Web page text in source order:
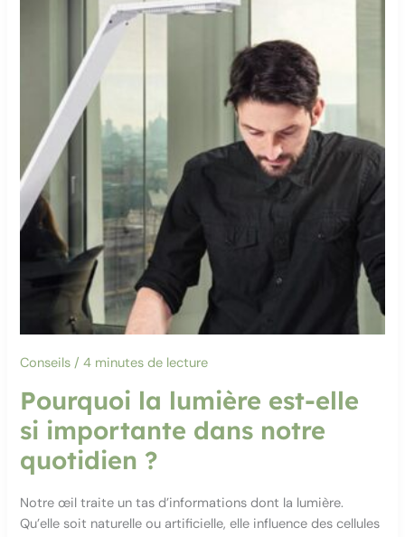
Conseils /4 minutes de lecture
Pourquoi la lumière est-elle
si importante dans notre
quotidien ?
Notre œil traite un tas d’informations dont la lumière.
Qu’elle soit naturelle ou artificielle, elle influence des cellules